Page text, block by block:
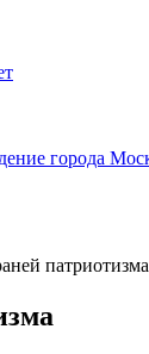
патриотизма